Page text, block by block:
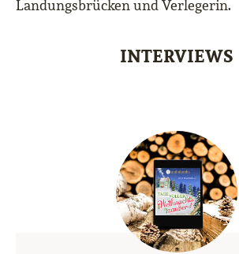
Landungsbrücken und Verlegerin.
INTERVIEWS